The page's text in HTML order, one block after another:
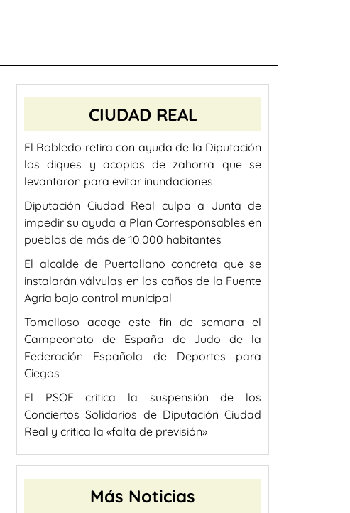
CIUDAD REAL
El Robledo retira con ayuda de la Diputación
los diques y acopios de zahorra que se
levantaron para evitar inundaciones
Diputación Ciudad Real culpa a Junta de
impedir su ayuda a Plan Corresponsables en
pueblos de más de 10.000 habitantes
El alcalde de Puertollano concreta que se
instalarán válvulas en los caños de la Fuente
Agria bajo control municipal
Tomelloso acoge este fin de semana el
Campeonato de España de Judo de la
Federación Española de Deportes para
Ciegos
El PSOE critica la suspensión de los
Conciertos Solidarios de Diputación Ciudad
Real y critica la «falta de previsión»
Más Noticias